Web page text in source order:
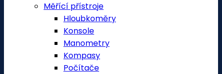
Měřící přístroje
Hloubkoměry
Konsole
Manometry
Kompasy
Počítače